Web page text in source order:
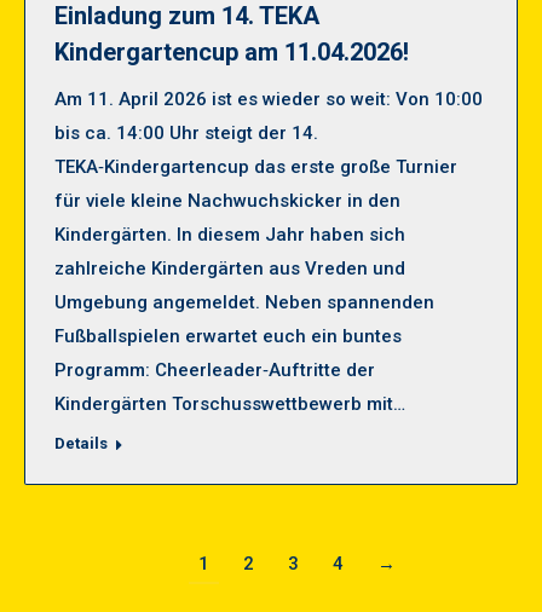
Einladung zum 14. TEKA
Kindergartencup am 11.04.2026!
Am 11. April 2026 ist es wieder so weit: Von 10:00
bis ca. 14:00 Uhr steigt der 14.
TEKA‑Kindergartencup das erste große Turnier
für viele kleine Nachwuchskicker in den
Kindergärten. In diesem Jahr haben sich
zahlreiche Kindergärten aus Vreden und
Umgebung angemeldet. Neben spannenden
Fußballspielen erwartet euch ein buntes
Programm: Cheerleader‑Auftritte der
Kindergärten Torschusswettbewerb mit…
Details
1 2 3 4 →